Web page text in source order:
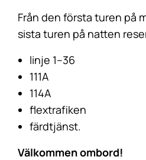
Från den första turen på
sista turen på natten
linje 1–36
111A
114A
flextrafiken
färdtjänst.
Välkommen ombord!